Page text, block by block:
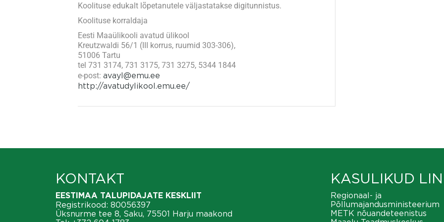
Koolituse edukalt lõpetanutele väljastatakse digitunnistus.
Koolituse korraldaja
Eesti Maaülikooli avatud ülikool​
Kreutzwaldi 56/1 (III korrus, ruumid 303-306),
51006 Tartu
tel 731 3174, 731 3175, 731 3275, 5344 1844
e-post: avayl@emu.ee
http://avatudylikool.emu.ee/
KONTAKT
EESTIMAA TALUPIDAJATE KESKLIIT
Registrikood: 80056397
Üksnurme tee 8, Saku, 75501 Harju maakond
KASULIKUD
Regionaal- ja
Põllumajandusministeerium
METK nõuandeteenistus